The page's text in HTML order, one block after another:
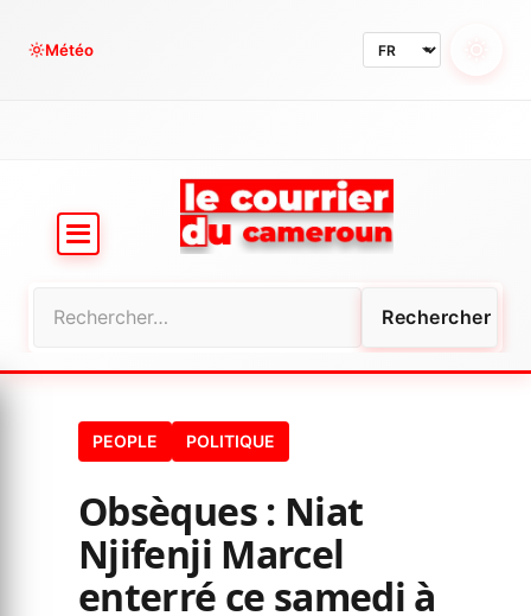
Météo
PEOPLE POLITIQUE
Obsèques : Niat
Njifenji Marcel
enterré ce samedi à